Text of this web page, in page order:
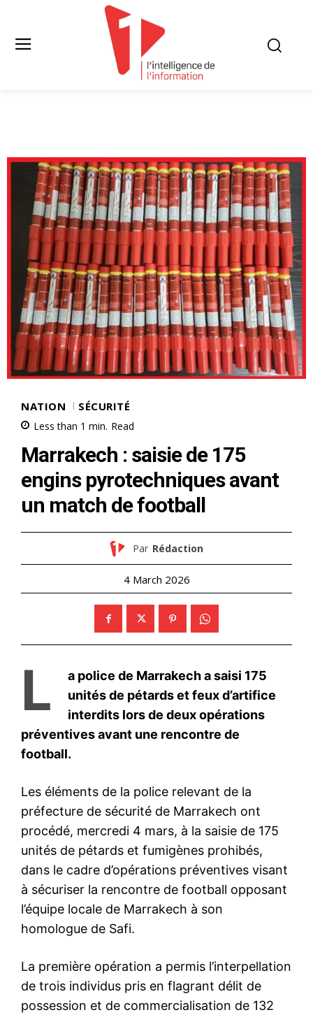
NATION SÉCURITÉ
Less than 1 min. Read
Marrakech : saisie de 175
engins pyrotechniques avant
un match de football
Par Rédaction
4 March 2026
L
a police de Marrakech a saisi 175
unités de pétards et feux d’artifice
interdits lors de deux opérations
préventives avant une rencontre de
football.
Les éléments de la police relevant de la
préfecture de sécurité de Marrakech ont
procédé, mercredi 4 mars, à la saisie de 175
unités de pétards et fumigènes prohibés,
dans le cadre d’opérations préventives visant
à sécuriser la rencontre de football opposant
l’équipe locale de Marrakech à son
homologue de Safi.
La première opération a permis l’interpellation
de trois individus pris en flagrant délit de
possession et de commercialisation de 132